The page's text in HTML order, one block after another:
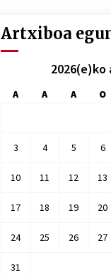
Artxiboa
2026(e)ko
A A A O
3 4 5 6
10 11 12 13
17 18 19 20
24 25 26 27
31